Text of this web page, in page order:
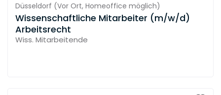
Düsseldorf (Vor Ort, Homeoffice möglich)
Wissenschaftliche Mitarbeiter (m/w/d)
Arbeitsrecht
Wiss. Mitarbeitende